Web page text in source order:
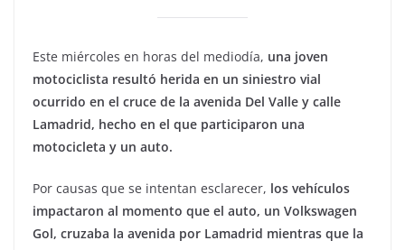
Este miércoles en horas del mediodía, una joven
motociclista resultó herida en un siniestro vial
ocurrido en el cruce de la avenida Del Valle y calle
Lamadrid, hecho en el que participaron una
motocicleta y un auto.
Por causas que se intentan esclarecer, los vehículos
impactaron al momento que el auto, un Volkswagen
Gol, cruzaba la avenida por Lamadrid mientras que la